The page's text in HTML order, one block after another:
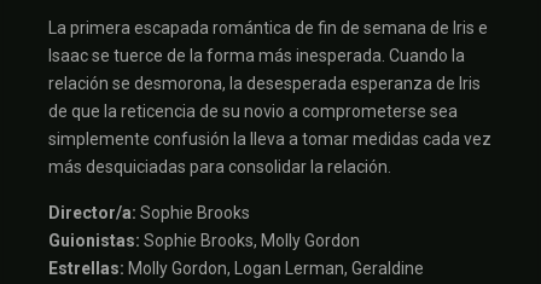
La primera escapada romántica de fin de semana de Iris e
Isaac se tuerce de la forma más inesperada. Cuando la
relación se desmorona, la desesperada esperanza de Iris
de que la reticencia de su novio a comprometerse sea
simplemente confusión la lleva a tomar medidas cada vez
más desquiciadas para consolidar la relación.
Director/a: Sophie Brooks
Guionistas: Sophie Brooks, Molly Gordon
Estrellas: Molly Gordon, Logan Lerman, Geraldine